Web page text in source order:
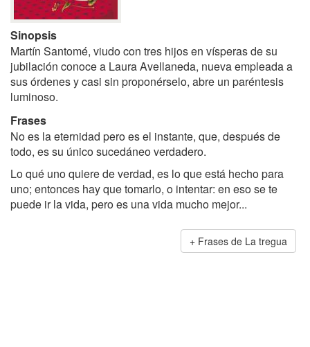
Sinopsis
Martín Santomé, viudo con tres hijos en vísperas de su
jubilación conoce a Laura Avellaneda, nueva empleada a
sus órdenes y casi sin proponérselo, abre un paréntesis
luminoso.
Frases
No es la eternidad pero es el instante, que, después de
todo, es su único sucedáneo verdadero.
Lo qué uno quiere de verdad, es lo que está hecho para
uno; entonces hay que tomarlo, o intentar: en eso se te
puede ir la vida, pero es una vida mucho mejor...
Frases de La tregua